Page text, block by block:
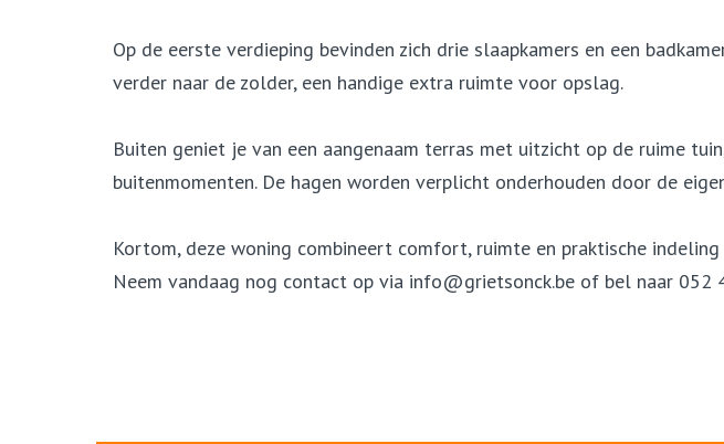
Op de eerste verdieping bevinden zich drie slaapkamers en een
verder naar de zolder, een handige extra ruimte voor opslag.
Buiten geniet je van een aangenaam terras met uitzicht op de ruime
buitenmomenten. De hagen worden verplicht onderhouden door de
Kortom, deze woning combineert comfort, ruimte en praktische
Neem vandaag nog contact op via info@grietsonck.be of bel naar 052